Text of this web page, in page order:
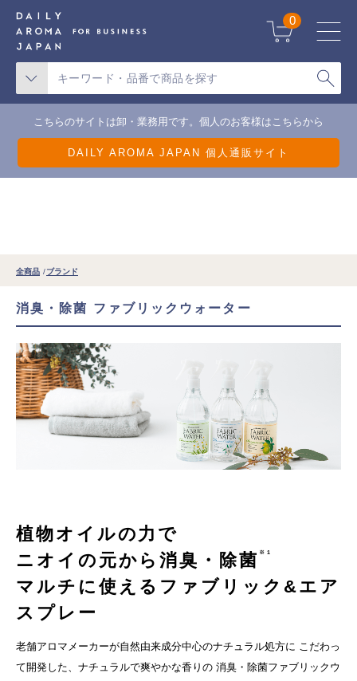
こちらのサイトは卸・業務用です。個人のお客様はこちらから
DAILY AROMA JAPAN 個人通販サイト
0
全商品 ブランド
消臭・除菌 ファブリックウォーター
植物オイルの力で
ニオイの元から消臭・除菌※1
マルチに使えるファブリック&エア
スプレー
老舗アロマメーカーが自然由来成分中心のナチュラル処方に こだわっ
て開発した、ナチュラルで爽やかな香りの 消臭・除菌ファブリックウ